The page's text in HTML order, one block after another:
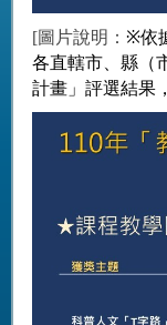
[圖片說明： ※依
各直轄市、縣（
計畫」評選結果